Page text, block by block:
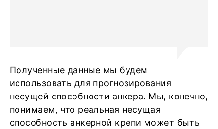
Полученные данные мы будем
использовать для прогнозирования
несущей способности анкера. Мы, конечно,
понимаем, что реальная несущая
способность анкерной крепи может быть